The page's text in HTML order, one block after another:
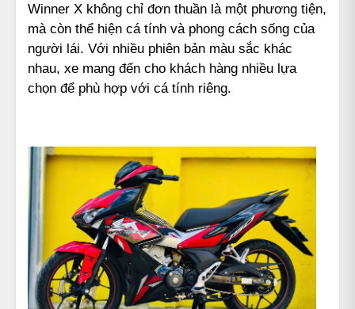
Winner X không chỉ đơn thuần là một phương tiện,
mà còn thể hiện cá tính và phong cách sống của
người lái. Với nhiều phiên bản màu sắc khác
nhau, xe mang đến cho khách hàng nhiều lựa
chọn để phù hợp với cá tính riêng.